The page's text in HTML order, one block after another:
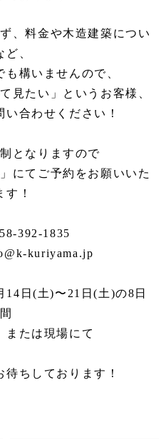
、料金や木造建築につい
ど、
構いませんので、
見たい」というお客様、
合わせください！
となりますので
にてご予約をお願いいた
す！
392-1835
kuriyama.jp
14日(土)〜21日(土)の8日
間
または現場にて
ちしております！